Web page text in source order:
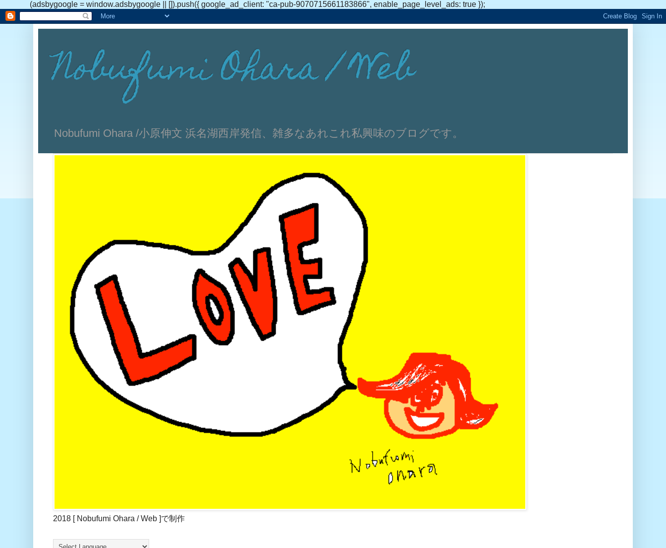
(adsbygoogle = window.adsbygoogle || []).push({ google_ad_client: "ca-pub-9070715661183866", enable_page_level_ads: true });
Nobufumi Ohara / Web
Nobufumi Ohara /小原伸文 浜名湖西岸発信、雑多なあれこれ私興味のブログです。
2018 [ Nobufumi Ohara / Web ]で制作